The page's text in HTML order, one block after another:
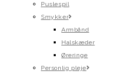
Puslespil
Smykker
Armbånd
Halskæder
Øreringe
Personlig pleje